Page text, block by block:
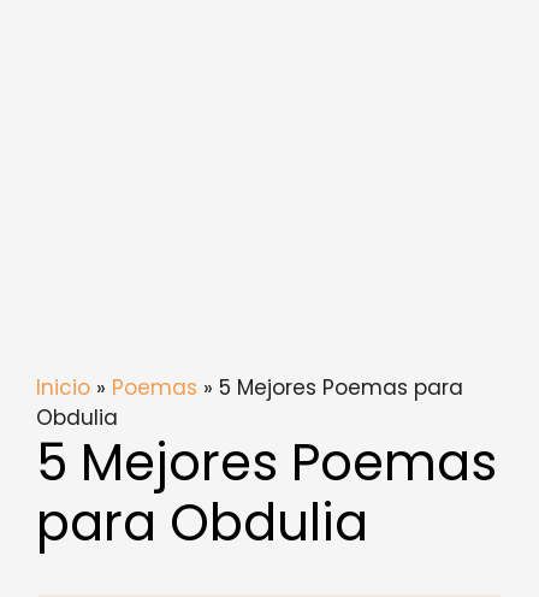
Inicio » Poemas » 5 Mejores Poemas para
Obdulia
5 Mejores Poemas
para Obdulia